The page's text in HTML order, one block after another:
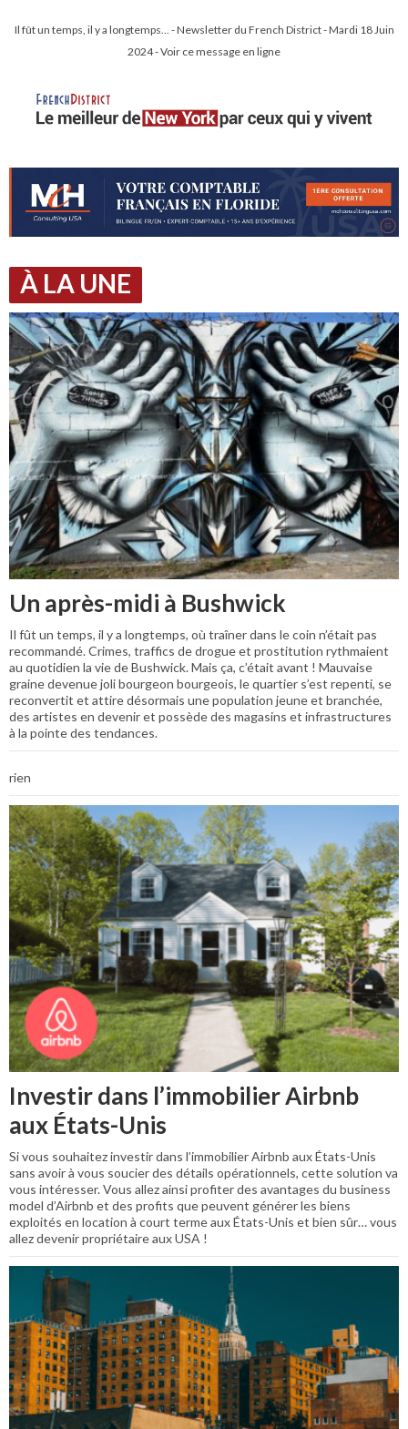
Il fût un temps, il y a longtemps... - Newsletter du French District - Mardi 18 Juin
2024 - Voir ce message en ligne
À LA UNE
Un après-midi à Bushwick
Il fût un temps, il y a longtemps, où traîner dans le coin n’était pas
recommandé. Crimes, traffics de drogue et prostitution rythmaient
au quotidien la vie de Bushwick. Mais ça, c’était avant ! Mauvaise
graine devenue joli bourgeon bourgeois, le quartier s’est repenti, se
reconvertit et attire désormais une population jeune et branchée,
des artistes en devenir et possède des magasins et infrastructures
à la pointe des tendances.
rien
Investir dans l’immobilier Airbnb
aux États-Unis
Si vous souhaitez investir dans l’immobilier Airbnb aux États-Unis
sans avoir à vous soucier des détails opérationnels, cette solution va
vous intéresser. Vous allez ainsi profiter des avantages du business
model d’Airbnb et des profits que peuvent générer les biens
exploités en location à court terme aux États-Unis et bien sûr… vous
allez devenir propriétaire aux USA !